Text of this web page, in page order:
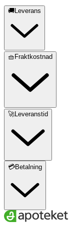
🚚Leverans
🧺Fraktkostnad
🚀Leveranstid
💳Betalning